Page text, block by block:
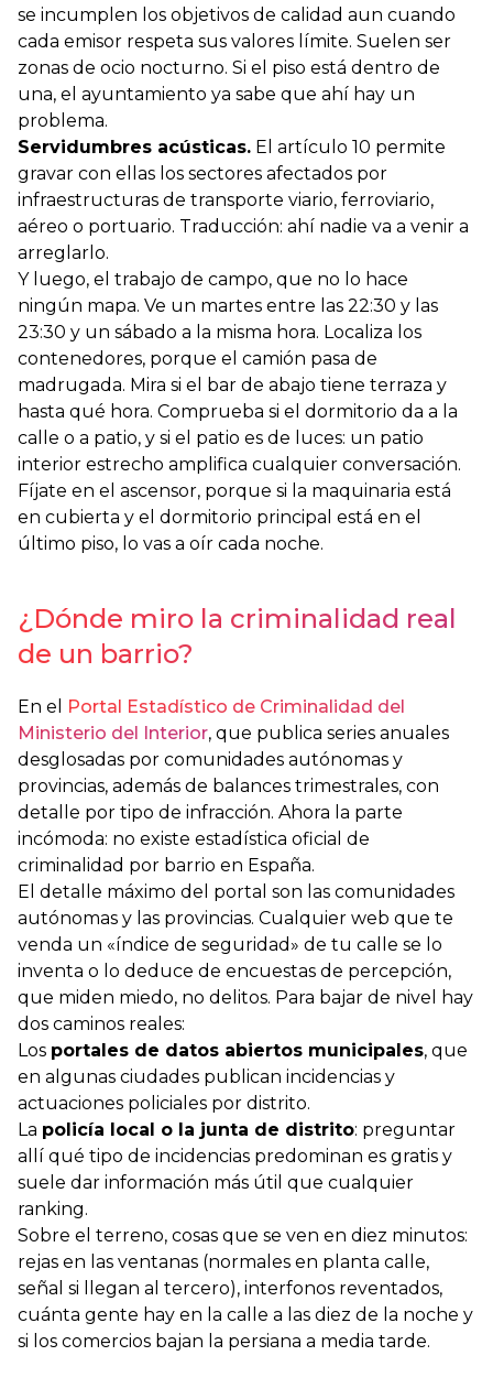
se incumplen los objetivos de calidad aun cuando
cada emisor respeta sus valores límite. Suelen ser
zonas de ocio nocturno. Si el piso está dentro de
una, el ayuntamiento ya sabe que ahí hay un
problema.
Servidumbres acústicas. El artículo 10 permite
gravar con ellas los sectores afectados por
infraestructuras de transporte viario, ferroviario,
aéreo o portuario. Traducción: ahí nadie va a venir a
arreglarlo.
Y luego, el trabajo de campo, que no lo hace
ningún mapa. Ve un martes entre las 22:30 y las
23:30 y un sábado a la misma hora. Localiza los
contenedores, porque el camión pasa de
madrugada. Mira si el bar de abajo tiene terraza y
hasta qué hora. Comprueba si el dormitorio da a la
calle o a patio, y si el patio es de luces: un patio
interior estrecho amplifica cualquier conversación.
Fíjate en el ascensor, porque si la maquinaria está
en cubierta y el dormitorio principal está en el
último piso, lo vas a oír cada noche.
¿Dónde miro la criminalidad real
de un barrio?
En el
Portal Estadístico de Criminalidad del
Ministerio del Interior, que publica series anuales
desglosadas por comunidades autónomas y
provincias, además de balances trimestrales, con
detalle por tipo de infracción. Ahora la parte
incómoda: no existe estadística oficial de
criminalidad por barrio en España.
El detalle máximo del portal son las comunidades
autónomas y las provincias. Cualquier web que te
venda un «índice de seguridad» de tu calle se lo
inventa o lo deduce de encuestas de percepción,
que miden miedo, no delitos. Para bajar de nivel hay
dos caminos reales:
Los portales de datos abiertos municipales, que
en algunas ciudades publican incidencias y
actuaciones policiales por distrito.
La policía local o la junta de distrito: preguntar
allí qué tipo de incidencias predominan es gratis y
suele dar información más útil que cualquier
ranking.
Sobre el terreno, cosas que se ven en diez minutos:
rejas en las ventanas (normales en planta calle,
señal si llegan al tercero), interfonos reventados,
cuánta gente hay en la calle a las diez de la noche y
si los comercios bajan la persiana a media tarde.